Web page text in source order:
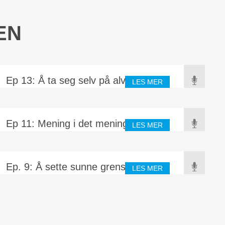
Ep 13: Å ta seg selv på alvorLES MER
Ep 11: Mening i det meningsløse
LES MER
Ep. 9: Å sette sunne grenserLES MER